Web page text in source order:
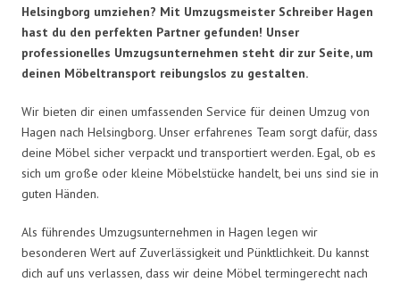
Helsingborg umziehen? Mit Umzugsmeister Schreiber Hagen
hast du den perfekten Partner gefunden! Unser
professionelles Umzugsunternehmen steht dir zur Seite, um
deinen Möbeltransport reibungslos zu gestalten.
Wir bieten dir einen umfassenden Service für deinen Umzug von
Hagen nach Helsingborg. Unser erfahrenes Team sorgt dafür, dass
deine Möbel sicher verpackt und transportiert werden. Egal, ob es
sich um große oder kleine Möbelstücke handelt, bei uns sind sie in
guten Händen.
Als führendes Umzugsunternehmen in Hagen legen wir
besonderen Wert auf Zuverlässigkeit und Pünktlichkeit. Du kannst
dich auf uns verlassen, dass wir deine Möbel termingerecht nach